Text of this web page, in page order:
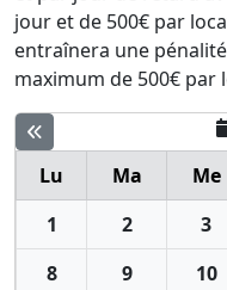
jour et de 500€ par
entraînera une
maximum de 500€ par
Lu
Ma Me
1
2 3
8
9 10